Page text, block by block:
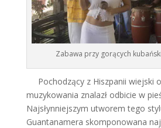
Zabawa przy gorących
Pochodzący z Hiszpanii wiejski
muzykowania znalazł odbicie w
Najsłynniejszym utworem tego
Guantanamera skomponowana